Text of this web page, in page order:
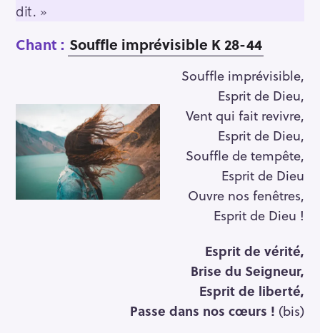
dit. »
Chant : Souffle imprévisible K 28-44
Souffle imprévisible,
Esprit de Dieu,
Vent qui fait revivre,
Esprit de Dieu,
Souffle de tempête,
Esprit de Dieu
Ouvre nos fenêtres,
Esprit de Dieu !
Esprit de vérité,
Brise du Seigneur,
Esprit de liberté,
Passe dans nos cœurs ! (bis)